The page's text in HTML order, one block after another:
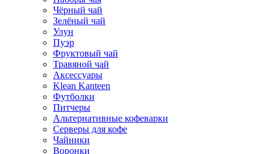
Чёрный чай
Зелёный чай
Улун
Пуэр
Фруктовый чай
Травяной чай
Аксессуары
Klean Kanteen
Футболки
Питчеры
Альтернативные кофеварки
Серверы для кофе
Чайники
Воронки